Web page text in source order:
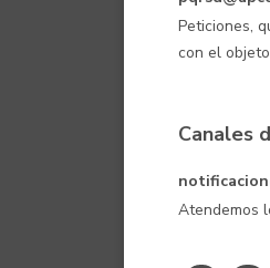
Peticiones,
con el
Canales
Atendemos